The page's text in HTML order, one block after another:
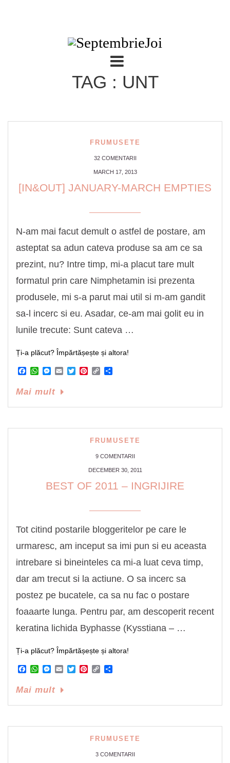
TAG : UNT
FRUMUSETE
32 COMENTARII
MARCH 17, 2013
[IN&OUT] JANUARY-MARCH EMPTIES
N-am mai facut demult o astfel de postare, am
asteptat sa adun cateva produse sa am ce sa
prezint, nu? Intre timp, mi-a placut tare mult
formatul prin care Nimphetamin isi prezenta
produsele, mi s-a parut mai util si m-am gandit
sa-l incerc si eu. Asadar, ce-am mai golit eu in
lunile trecute: Sunt cateva …
Ți-a plăcut? Împărtășește și altora!
Facebook
WhatsApp
Messenger
EmailTwitterPinterest
Copy
Mai mult
FRUMUSETE
9 COMENTARII
DECEMBER 30, 2011
BEST OF 2011 – INGRIJIRE
Tot citind postarile bloggeritelor pe care le
urmaresc, am inceput sa imi pun si eu aceasta
intrebare si bineinteles ca mi-a luat ceva timp,
dar am trecut si la actiune. O sa incerc sa
postez pe bucatele, ca sa nu fac o postare
foaaarte lunga. Pentru par, am descoperit recent
keratina lichida Byphasse (Kysstiana – …
Ți-a plăcut? Împărtășește și altora!
Facebook
WhatsApp
Messenger
EmailTwitterPinterest
Copy
Mai mult
FRUMUSETE
3 COMENTARII